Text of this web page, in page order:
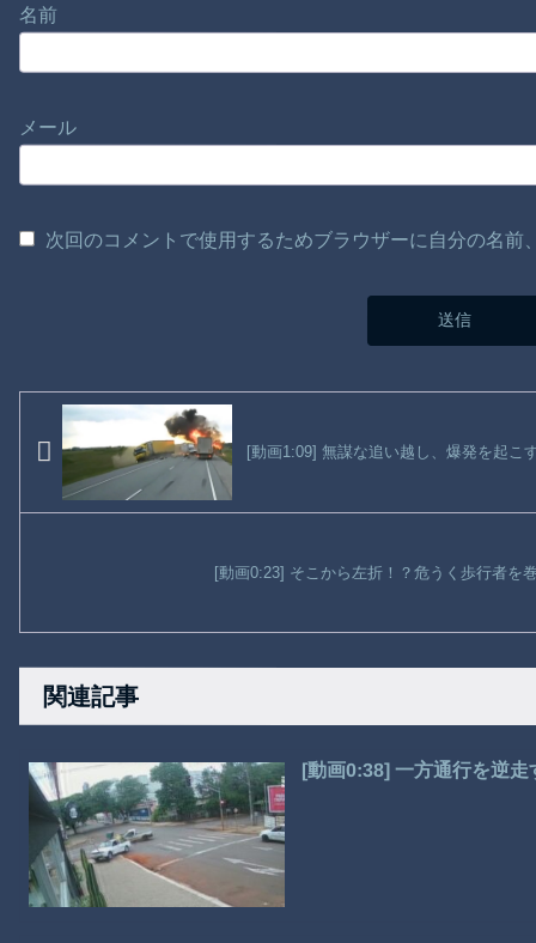
名前
メール
次回のコメントで使用するためブラウザーに自分の名
[動画1:09] 無謀な追い越し、爆発を起こ
[動画0:23] そこから左折！？危うく歩行者を
関連記事
[動画0:38] 一方通行を逆